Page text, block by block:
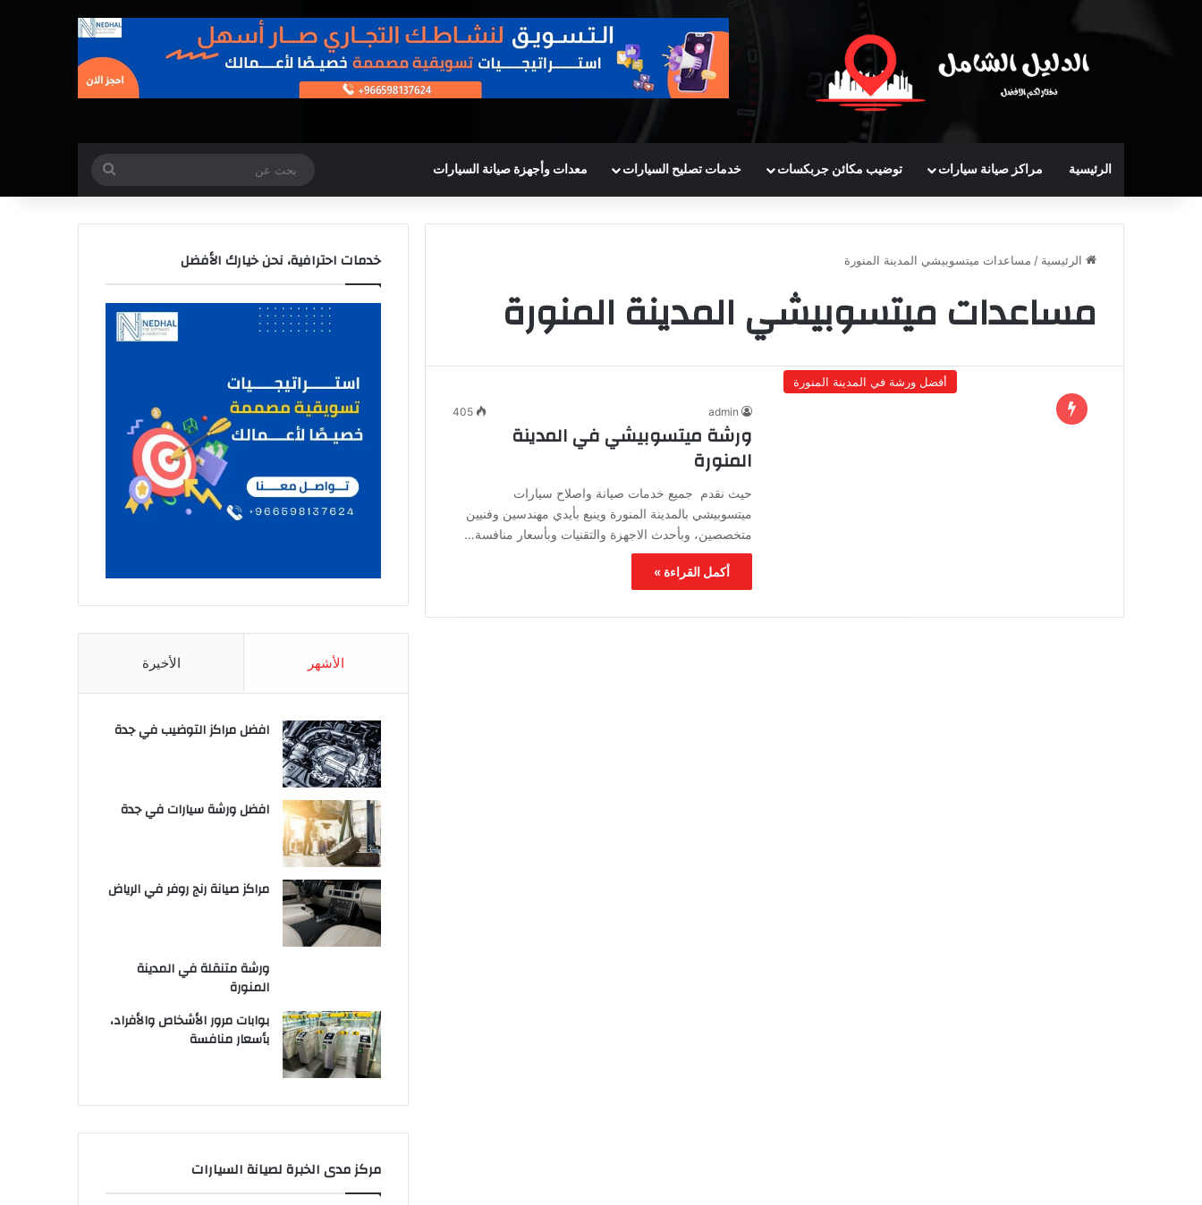
الرئيسية مراكز صيانة سيارات توضيب مكائن جربكسات خدمات تصليح السيارات معدات وأجهزة صيانة السيارات
عن
الرئيسية / مساعدات ميتسوبيشي المدينة المنورة
مساعدات ميتسوبيشي المدينة المنورة
أفضل ورشة في المدينة المنورة
admin
405
ورشة ميتسوبيشي في المدينة
المنورة
حيث نقدم جميع خدمات صيانة واصلاح سيارات
ميتسوبيشي بالمدينة المنورة وينبع بأيدي مهندسين وفنيين
متخصصين، وبأحدث الاجهزة والتقنيات وبأسعار منافسة…
أكمل القراءة »
خدمات احترافية، نحن خيارك الأفضل
الأشهر الأخيرة
افضل مراكز التوضيب في جدة
افضل ورشة سيارات في جدة
مراكز صيانة رنج روفر في الرياض
ورشة متنقلة في المدينة
المنورة
بوابات مرور الأشخاص والأفراد،
بأسعار منافسة
مركز مدى الخبرة لصيانة السيارات